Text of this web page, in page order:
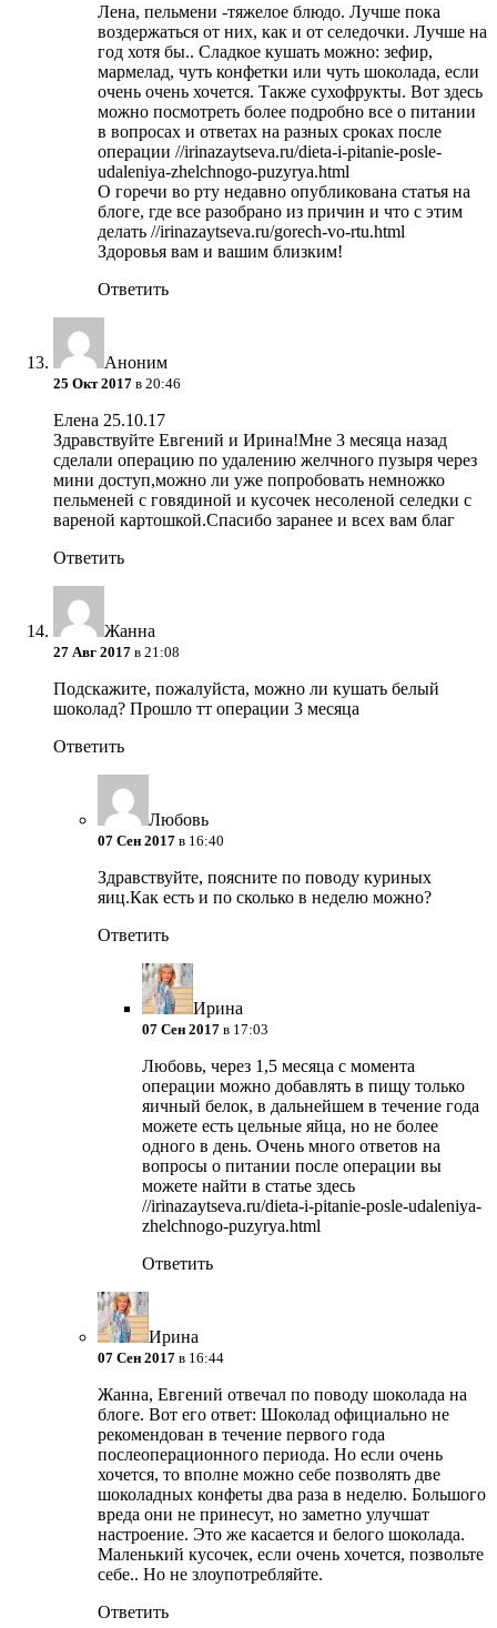
Лена, пельмени -тяжелое блюдо. Лучше пока
воздержаться от них, как и от селедочки. Лучше на
год хотя бы.. Сладкое кушать можно: зефир,
мармелад, чуть конфетки или чуть шоколада, если
очень очень хочется. Также сухофрукты. Вот здесь
можно посмотреть более подробно все о питании
в вопросах и ответах на разных сроках после
операции //irinazaytseva.ru/dieta-i-pitanie-posle-
udaleniya-zhelchnogo-puzyrya.html
О горечи во рту недавно опубликована статья на
блоге, где все разобрано из причин и что с этим
делать //irinazaytseva.ru/gorech-vo-rtu.html
Здоровья вам и вашим близким!
Ответить
Аноним
25 Окт 2017 в 20:46
Елена 25.10.17
Здравствуйте Евгений и Ирина!Мне 3 месяца назад
сделали операцию по удалению желчного пузыря через
мини доступ,можно ли уже попробовать немножко
пельменей с говядиной и кусочек несоленой селедки с
вареной картошкой.Спасибо заранее и всех вам благ
Ответить
Жанна
27 Авг 2017 в 21:08
Подскажите, пожалуйста, можно ли кушать белый
шоколад? Прошло тт операции 3 месяца
Ответить
Любовь
07 Сен 2017 в 16:40
Здравствуйте, поясните по поводу куриных
яиц.Как есть и по сколько в неделю можно?
Ответить
Ирина
07 Сен 2017 в 17:03
Любовь, через 1,5 месяца с момента
операции можно добавлять в пищу только
яичный белок, в дальнейшем в течение года
можете есть цельные яйца, но не более
одного в день. Очень много ответов на
вопросы о питании после операции вы
можете найти в статье здесь
//irinazaytseva.ru/dieta-i-pitanie-posle-udaleniya-
zhelchnogo-puzyrya.html
Ответить
Ирина
07 Сен 2017 в 16:44
Жанна, Евгений отвечал по поводу шоколада на
блоге. Вот его ответ: Шоколад официально не
рекомендован в течение первого года
послеоперационного периода. Но если очень
хочется, то вполне можно себе позволять две
шоколадных конфеты два раза в неделю. Большого
вреда они не принесут, но заметно улучшат
настроение. Это же касается и белого шоколада.
Маленький кусочек, если очень хочется, позвольте
себе.. Но не злоупотребляйте.
Ответить